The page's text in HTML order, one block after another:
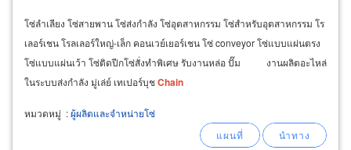
โซ่ลำเลียง โซ่สายพาน โซ่ส่งกำลัง โซ่อุตสาหกรรม โซ่สำหรับอุตสาหกรรม โร
เลอร์เชน โรลเลอร์ใหญ่-เล็ก คอนเวย์เยอร์เชน โซ่ conveyor โซ่แบบแผ่นตรง
โซ่แบบแผ่นเว้า โซ่ติดปีกโซ่สั่งทำพิเศษ รับงานหล่อ ปั๊ม งานผลิตอะไหล่
ในระบบส่งกำลัง มู่เล่ย์ เทเปอร์บุชChain
หมวดหมู่ :ผู้ผลิตและจำหน่ายโซ่